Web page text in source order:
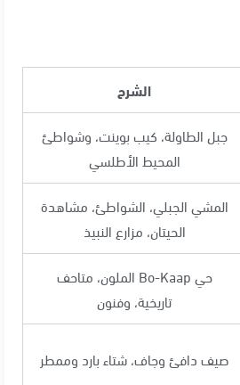
الشرح
جبل الطاولة، كيب بوينت، وشواطئ
المحيط الأطلسي
المشي الجبلي، الشواطئ، مشاهدة
الحيتان، مزارع النبيذ
حي Bo-Kaap الملون، متاحف
تاريخية، وفنون
صيف دافئ وجاف، شتاء بارد وممطر